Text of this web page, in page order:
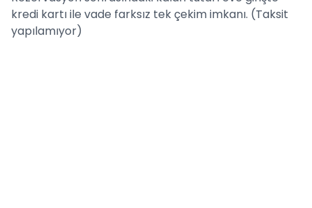
kredi kartı ile vade farksız tek çekim imkanı. (Taksit
yapılamıyor)